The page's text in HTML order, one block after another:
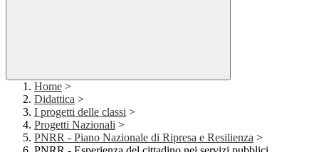
Home >
Didattica >
I progetti delle classi >
Progetti Nazionali >
PNRR - Piano Nazionale di Ripresa e Resilienza >